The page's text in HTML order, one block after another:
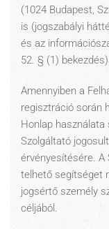
(1024 Budapest,
is (jogszabályi
és az
52. § (1)
Amennyiben a
regisztráció során
Honlap
Szolgáltató
érvényesítésére. A
telhető segítséget
jogsértő személy
céljából.